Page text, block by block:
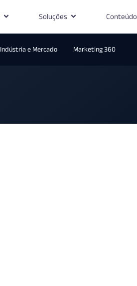
Soluções Conteúdo
Indústria e Mercado Marketing 360